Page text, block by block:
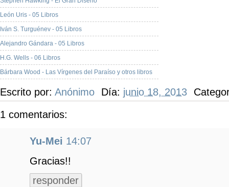
León Uris - 05 Libros
Iván S. Turguénev - 05 Libros
Alejandro Gándara - 05 Libros
H.G. Wells - 06 Libros
Bárbara Wood - Las Vírgenes del Paraíso y otros libros
Escrito por: Anónimo Día: junio 18, 2013
1 comentarios:
Yu-Mei 14:07
Gracias!!
responder